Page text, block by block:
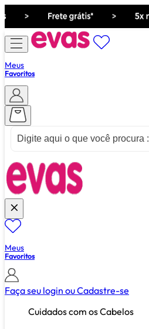
Meus
Favoritos
Meus
Favoritos
Faça seu login ouCadastre-se
Cuidados com os Cabelos